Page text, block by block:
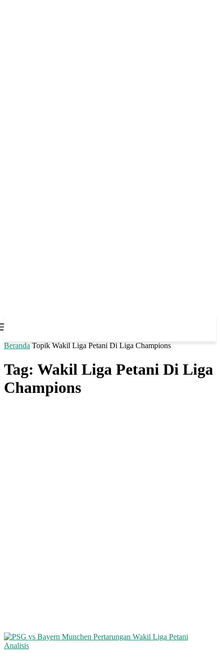
Beranda Topik Wakil Liga Petani Di Liga Champions
Tag: Wakil Liga Petani Di Liga
Champions
Analisis